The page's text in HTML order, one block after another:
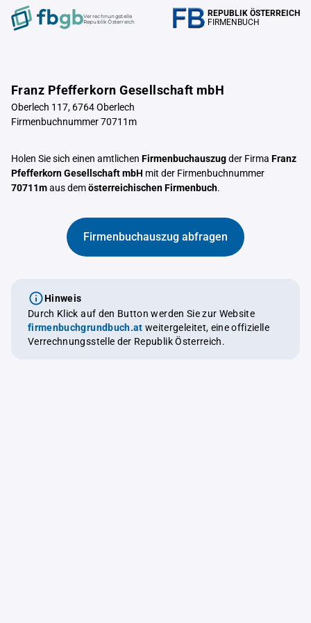
Verrechnungstelle
Republik Österreich
REPUBLIK ÖSTERREICH
FIRMENBUCH
Franz Pfefferkorn Gesellschaft mbH
Oberlech 117, 6764 Oberlech
Firmenbuchnummer 70711m
Holen Sie sich einen amtlichen Firmenbuchauszugder Firma Franz
Pfefferkorn Gesellschaft mbH mit der Firmenbuchnummer
70711maus demösterreichischen Firmenbuch.
Firmenbuchauszug abfragen
Hinweis
Durch Klick auf den Button werden Sie zur Website
firmenbuchgrundbuch.at weitergeleitet, eine offizielle
Verrechnungsstelle der Republik Österreich.